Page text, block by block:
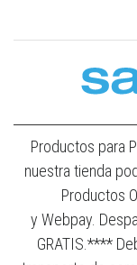
Productos para
nuestra tienda
Productos
y Webpay.
GRATIS.****